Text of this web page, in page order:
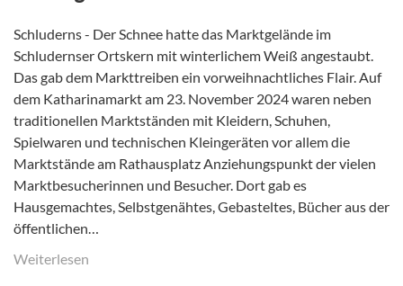
Schluderns - Der Schnee hatte das Marktgelände im
Schludernser Ortskern mit winterlichem Weiß angestaubt.
Das gab dem Markttreiben ein vorweihnachtliches Flair. Auf
dem Katharinamarkt am 23. November 2024 waren neben
traditionellen Marktständen mit Kleidern, Schuhen,
Spielwaren und technischen Kleingeräten vor allem die
Marktstände am Rathausplatz Anziehungspunkt der vielen
Marktbesucherinnen und Besucher. Dort gab es
Hausgemachtes, Selbstgenähtes, Gebasteltes, Bücher aus der
öffentlichen…
Weiterlesen